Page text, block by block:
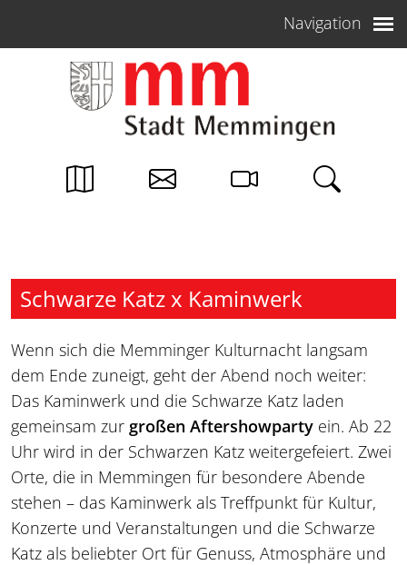
Navigation
Schwarze Katz x Kaminwerk
Wenn sich die Memminger Kulturnacht langsam
dem Ende zuneigt, geht der Abend noch weiter:
Das Kaminwerk und die Schwarze Katz laden
gemeinsam zur großen Aftershowparty ein. Ab 22
Uhr wird in der Schwarzen Katz weitergefeiert. Zwei
Orte, die in Memmingen für besondere Abende
stehen – das Kaminwerk als Treffpunkt für Kultur,
Konzerte und Veranstaltungen und die Schwarze
Katz als beliebter Ort für Genuss, Atmosphäre und